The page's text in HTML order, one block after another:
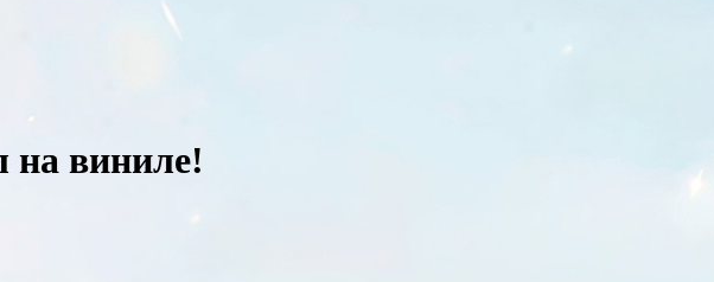
виниле!